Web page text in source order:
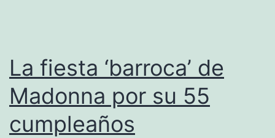
La fiesta ‘barroca’ de
Madonna por su 55
cumpleaños